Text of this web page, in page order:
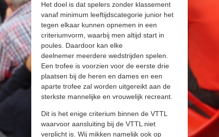
Het doel is dat spelers zonder klassement
vanaf minimum leeftijdscategorie junior het
tegen elkaar kunnen opnemen in een
criteriumvorm, waarbij men altijd start in
poules. Daardoor kan elke
deelnemer meerdere wedstrijden spelen.
Een trofee is voorzien voor de eerste drie
plaatsen bij de heren en dames en een
aparte trofee zal worden uitgereikt aan de
sterkste mannelijke en vrouwelijk recreant.
Dit is het enige criterium binnen de VTTL
waarvoor aansluiting bij de VTTL niet
verplicht is. Wij mikken namelijk ook op